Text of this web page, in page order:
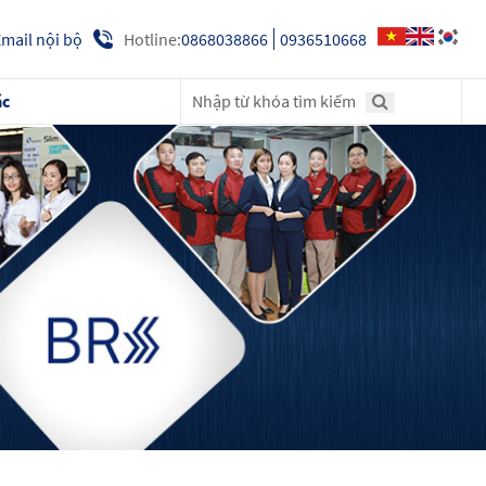
nội bộ Hotline:0868038866 0936510668